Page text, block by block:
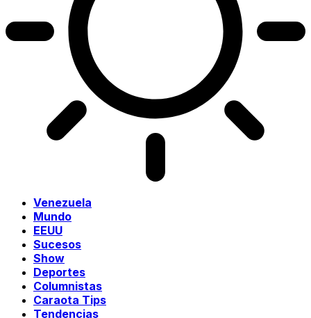
Venezuela
Mundo
EEUU
Sucesos
Show
Deportes
Columnistas
Caraota Tips
Tendencias